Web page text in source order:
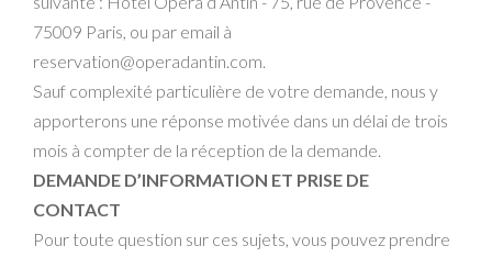
75009 Paris, ou par email à
reservation@operadantin.com.
Sauf complexité particulière de votre demande, nous y
apporterons une réponse motivée dans un délai de trois
mois à compter de la réception de la demande.
DEMANDE D’INFORMATION ET PRISE DE
CONTACT
Pour toute question sur ces sujets, vous pouvez prendre